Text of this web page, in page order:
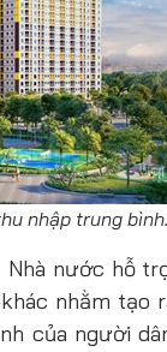
nhập trung bình.
Nhà nước hỗ
nhằm tạo
của người